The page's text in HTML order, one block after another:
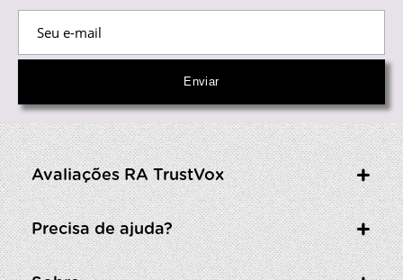
Avaliações RA TrustVox
Precisa de ajuda?